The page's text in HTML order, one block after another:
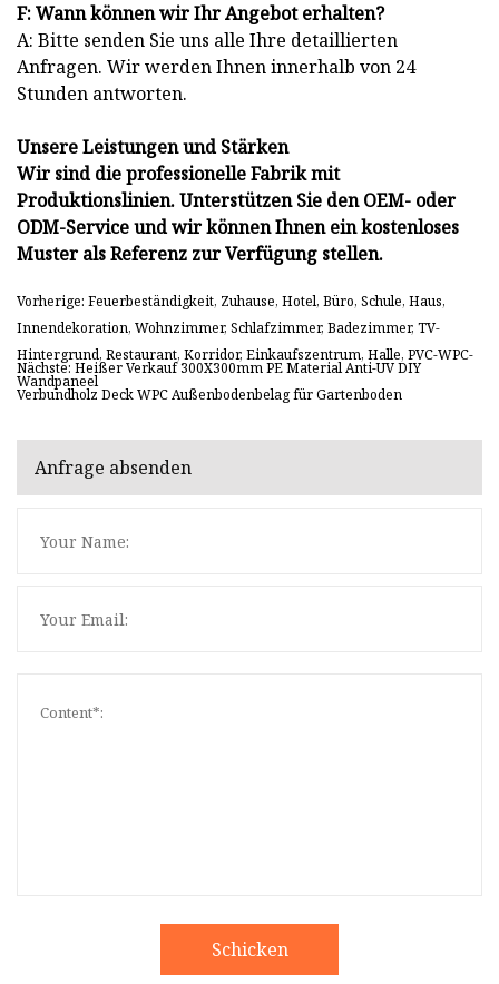
F: Wann können wir Ihr Angebot erhalten?
A: Bitte senden Sie uns alle Ihre detaillierten
Anfragen. Wir werden Ihnen innerhalb von 24
Stunden antworten.
Unsere Leistungen und Stärken
Wir sind die professionelle Fabrik mit
Produktionslinien. Unterstützen Sie den OEM- oder
ODM-Service und wir können Ihnen ein kostenloses
Muster als Referenz zur Verfügung stellen.
Vorherige: Feuerbeständigkeit, Zuhause, Hotel, Büro, Schule, Haus,
Innendekoration, Wohnzimmer, Schlafzimmer, Badezimmer, TV-
Hintergrund, Restaurant, Korridor, Einkaufszentrum, Halle, PVC-WPC-
Wandpaneel
Nächste: Heißer Verkauf 300X300mm PE Material Anti-UV DIY
Verbundholz Deck WPC Außenbodenbelag für Gartenboden
Anfrage absenden
Schicken